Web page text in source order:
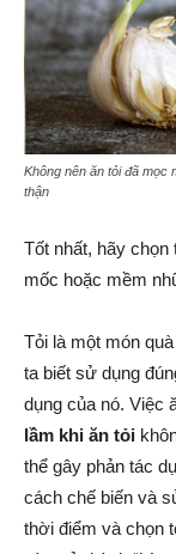
Không nên ăn tỏi đã mọc
thận
Tốt nhất, hãy
mốc hoặc mềm
Tỏi là một món
ta biết sử dụng
dụng của nó. Việc
lầm khi ăn tỏi
thể gây phản tác
cách chế biến và
thời điểm và chọn